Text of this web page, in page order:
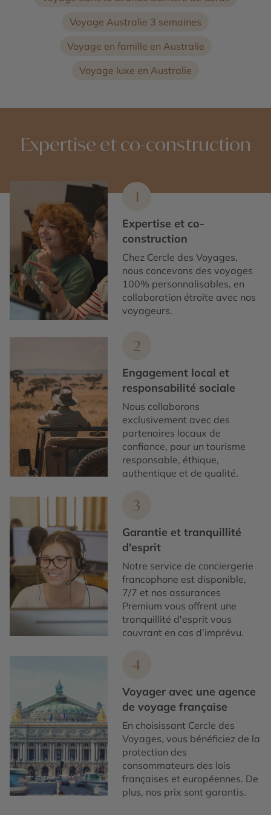
Voyage Australie 3 semaines
Voyage en famille en Australie
Voyage luxe en Australie
Expertise et co-construction
1
Expertise et co-
construction
Chez Cercle des Voyages,
nous concevons des voyages
100% personnalisables, en
collaboration étroite avec nos
voyageurs.
2
Engagement local et
responsabilité sociale
Nous collaborons
exclusivement avec des
partenaires locaux de
confiance, pour un tourisme
responsable, éthique,
authentique et de qualité.
3
Garantie et tranquillité
d'esprit
Notre service de conciergerie
francophone est disponible,
7/7 et nos assurances
Premium vous offrent une
tranquillité d'esprit vous
couvrant en cas d’imprévu.
4
Voyager avec une agence
de voyage française
En choisissant Cercle des
Voyages, vous bénéficiez de la
protection des
consommateurs des lois
françaises et européennes. De
plus, nos prix sont garantis.